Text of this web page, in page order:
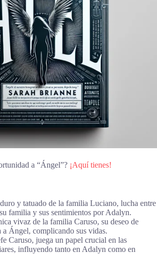
a “Ángel”? ¡Aquí tienes!
y tatuado de la familia Luciano, lucha entre
familia y sus sentimientos por Adalyn.
vivaz de la familia Caruso, su deseo de
a Ángel, complicando sus vidas.
Caruso, juega un papel crucial en las
influyendo tanto en Adalyn como en